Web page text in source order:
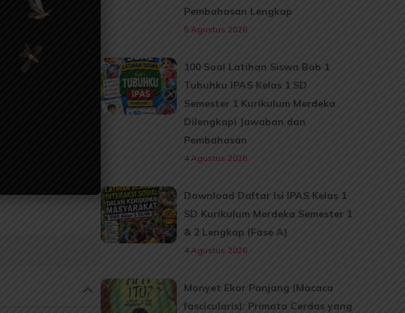
Pembahasan Lengkap
5 Agustus 2026
100 Soal Latihan Siswa Bab 1
Tubuhku IPAS Kelas 1 SD
Semester 1 Kurikulum Merdeka
Dilengkapi Jawaban dan
Pembahasan
4 Agustus 2026
Download Daftar Isi IPAS Kelas 1
SD Kurikulum Merdeka Semester 1
& 2 Lengkap (Fase A)
4 Agustus 2026
Monyet Ekor Panjang (Macaca
fascicularis): Primata Cerdas yang